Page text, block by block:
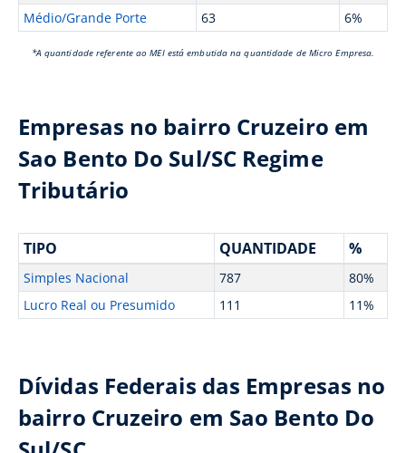
Médio/Grande Porte
63 6%
*A quantidade referente ao MEI está embutida na quantidade de Micro Empresa.
Empresas no bairro Cruzeiro em
Sao Bento Do Sul/SC Regime
Tributário
TIPO QUANTIDADE %
Simples Nacional 787
80%
Lucro Real ou Presumido
111 11%
Dívidas Federais das Empresas no
bairro Cruzeiro em Sao Bento Do